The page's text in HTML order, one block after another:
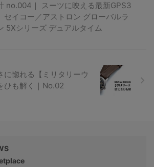
no.004｜ スーツに映える最新GPS3
セイコー／アストロン グローバルラ
5Xシリーズ デュアルタイム
に惚れる【ミリタリーウ
ひも解く｜No.02